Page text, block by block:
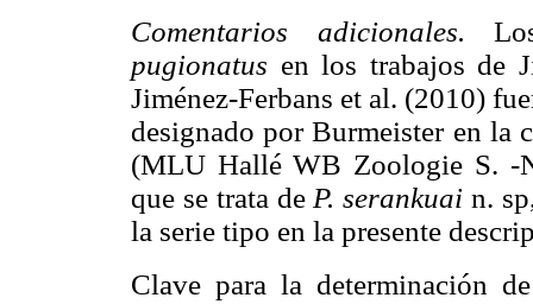
Comentarios adicionales.
pugionatus en los trabajos de
Jiménez-Ferbans et al. (2010)
designado por Burmeister en
(MLU Hallé WB Zoologie S. -
que se trata de P. serankuai n.
la serie tipo en la presente
Clave para la determinación